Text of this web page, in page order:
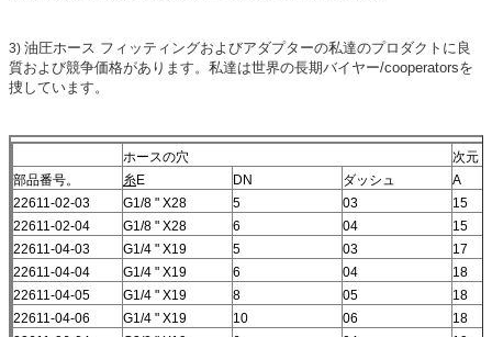
3) 油圧ホース フィッティングおよびアダプターの私達のプロダクトに良
質および競争価格があります。私達は世界の長期バイヤー/cooperatorsを
捜しています。
ホースの穴
次元
部品番号。
糸E DN ダッシュ
A
22611-02-03
G1/8 " X28 5 03
15
22611-02-04
G1/8 " X28 6 04
15
22611-04-03
G1/4 " X19 5 03
17
22611-04-04
G1/4 " X19 6 04
18
22611-04-05
G1/4 " X19 8 05
18
22611-04-06
G1/4 " X19 10 06
18